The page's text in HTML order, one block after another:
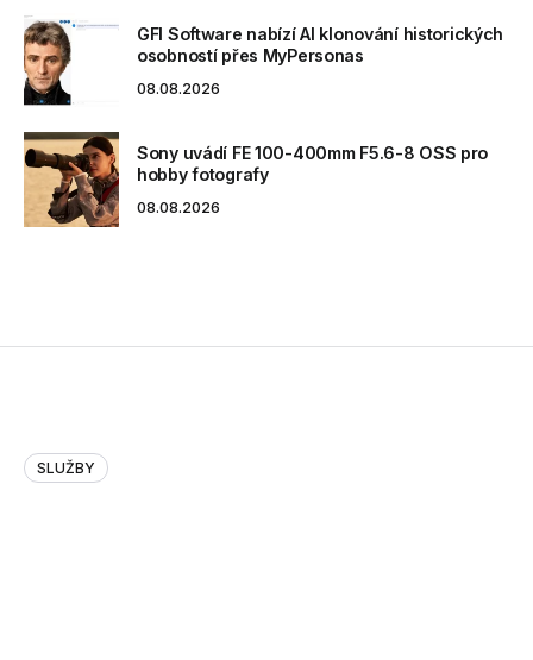
GFI Software nabízí AI klonování historických
osobností přes MyPersonas
08.08.2026
Sony uvádí FE 100-400mm F5.6-8 OSS pro
hobby fotografy
08.08.2026
SLUŽBY